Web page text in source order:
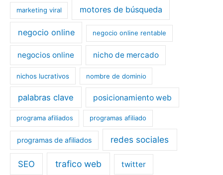
marketing viral motores de búsqueda
negocio online negocio online rentable
negocios online nicho de mercado
nichos lucrativos nombre de dominio
palabras clave posicionamiento web
programa afiliados programas afiliado
programas de afiliados redes sociales
SEO trafico web twitter